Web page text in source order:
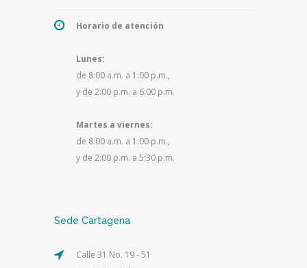
Horario de atención
Lunes:
de 8:00 a.m. a 1:00 p.m.,
y de 2:00 p.m. a 6:00 p.m.
Martes a viernes:
de 8:00 a.m. a 1:00 p.m.,
y de 2:00 p.m. a 5:30 p.m.
Sede Cartagena
Calle 31 No. 19 - 51